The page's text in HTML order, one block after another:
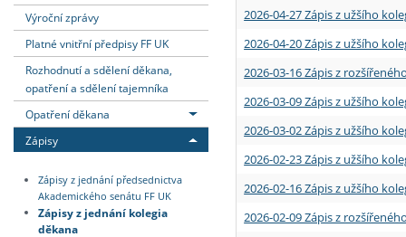
Absolventi fakulty
Vyjíždějící zaměstnanci
Výroční zprávy
Platné vnitřní předpisy FF UK
Rozhodnutí a sdělení děkana,
opatření a sdělení tajemníka
Opatření děkana
Zápisy
Zápisy z jednání předsednictva
Akademického senátu FF UK
Zápisy z jednání kolegia
děkana
2026-04-27 Zápis z užšího
2026-04-20 Zápis z užšího
2026-03-16 Zápis z
2026-03-09 Zápis z užšího
2026-03-02 Zápis z užšího
2026-02-23 Zápis z užšího
2026-02-16 Zápis z užšího
2026-02-09 Zápis z